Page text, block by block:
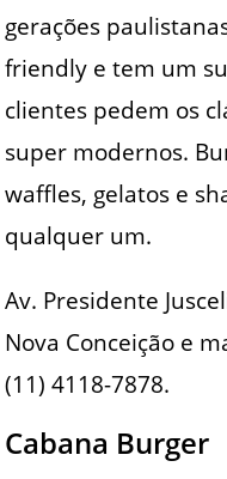
gerações
friendly e tem um
clientes pedem os
super modernos.
waffles, gelatos e
qualquer um.
Av. Presidente
Nova Conceição e
(11) 4118-7878.
Cabana Burger